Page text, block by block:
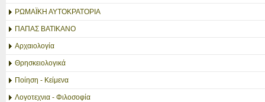
ΡΩΜΑΪΚΗ ΑΥΤΟΚΡΑΤΟΡΙΑ
ΠΑΠΑΣ ΒΑΤΙΚΑΝΟ
Αρχαιολογία
Θρησκειολογικά
Ποίηση - Κείμενα
Λογοτεχνια - Φιλοσοφία